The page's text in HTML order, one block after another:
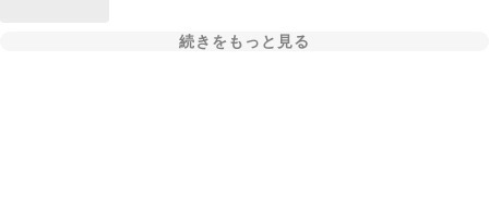
続きをもっと見る